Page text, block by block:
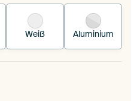
Weiß Aluminium